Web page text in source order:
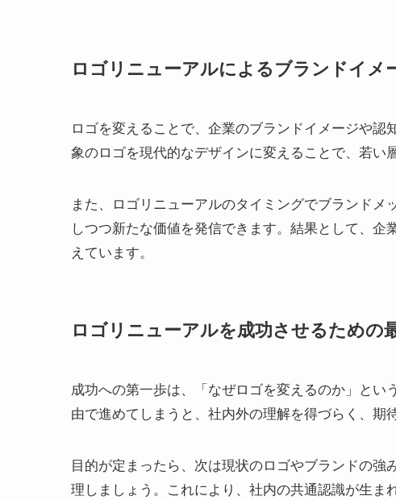
ロゴリニューアルによるブランドイメ
ロゴを変えることで、企業のブランドイメージや
象のロゴを現代的なデザインに変えることで、若い
また、ロゴリニューアルのタイミングでブランド
しつつ新たな価値を発信できます。結果として、
えています。
ロゴリニューアルを成功させるための
成功への第一歩は、「なぜロゴを変えるのか」と
由で進めてしまうと、社内外の理解を得づらく、期
目的が定まったら、次は現状のロゴやブランドの
理しましょう。これにより、社内の共通認識が生ま